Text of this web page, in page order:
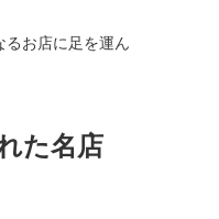
お店に足を運ん
た名店